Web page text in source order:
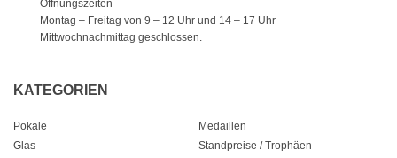
Öffnungszeiten
Montag – Freitag von 9 – 12 Uhr und 14 – 17 Uhr
Mittwochnachmittag geschlossen.
KATEGORIEN
Pokale
Medaillen
Glas
Standpreise / Trophäen